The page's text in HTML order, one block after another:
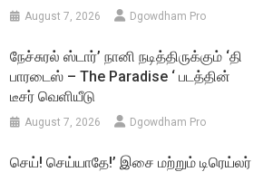
August 7, 2026 Dgowdham Pro
நேச்சுரல் ஸ்டார்’ நானி நடித்திருக்கும் ‘தி
பாரடைஸ் – The Paradise ‘ படத்தின்
டீசர் வெளியீடு
August 7, 2026 Dgowdham Pro
செய்! செய்யாதே!’ இசை மற்றும் டிரெய்லர்